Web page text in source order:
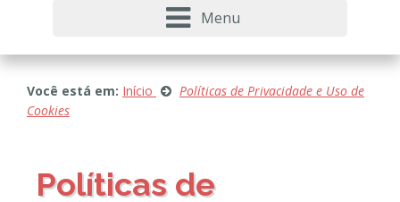
Menu
Você está em: Início
Políticas de Privacidade e Uso de
Cookies
Políticas de